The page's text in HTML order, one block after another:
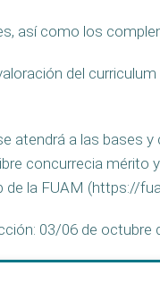
así como los
del
atendrá a las bases
concurrecia
de la FUAM (https://
03/06 de octubre